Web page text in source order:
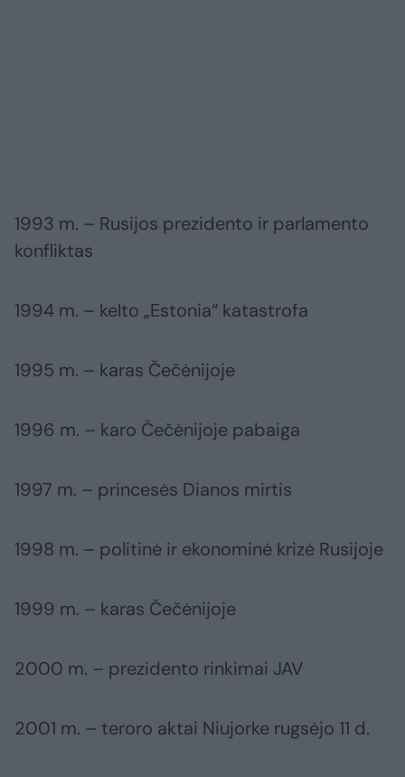
1993 m. – Rusijos prezidento ir parlamento
konfliktas
1994 m. – kelto „Estonia“ katastrofa
1995 m. – karas Čečėnijoje
1996 m. – karo Čečėnijoje pabaiga
1997 m. – princesės Dianos mirtis
1998 m. – politinė ir ekonominė krizė Rusijoje
1999 m. – karas Čečėnijoje
2000 m. – prezidento rinkimai JAV
2001 m. – teroro aktai Niujorke rugsėjo 11 d.